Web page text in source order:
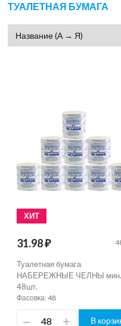
ТУАЛЕТНАЯ БУМАГА
ХИТ
31.98 ₽
Туалетная бумага
НАБЕРЕЖНЫЕ ЧЕЛНЫ мин.
48шт.
Фасовка: 48
В